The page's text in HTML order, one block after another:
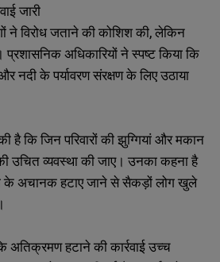
जारी
ने विरोध जताने की कोशिश की, लेकिन
अधिकारियों ने स्पष्ट किया कि
नदी के पर्यावरण संरक्षण के लिए उठाया
है कि जिन परिवारों की झुग्गियां और मकान
उचित व्यवस्था की जाए। उनका कहना है
के अचानक हटाए जाने से सैकड़ों लोग खुले
अतिक्रमण हटाने की कार्रवाई उच्च